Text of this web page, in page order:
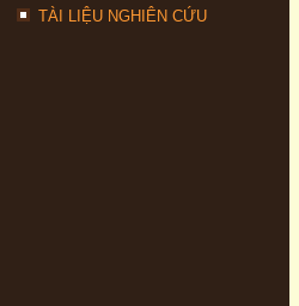
TÀI LIỆU NGHIÊN CỨU